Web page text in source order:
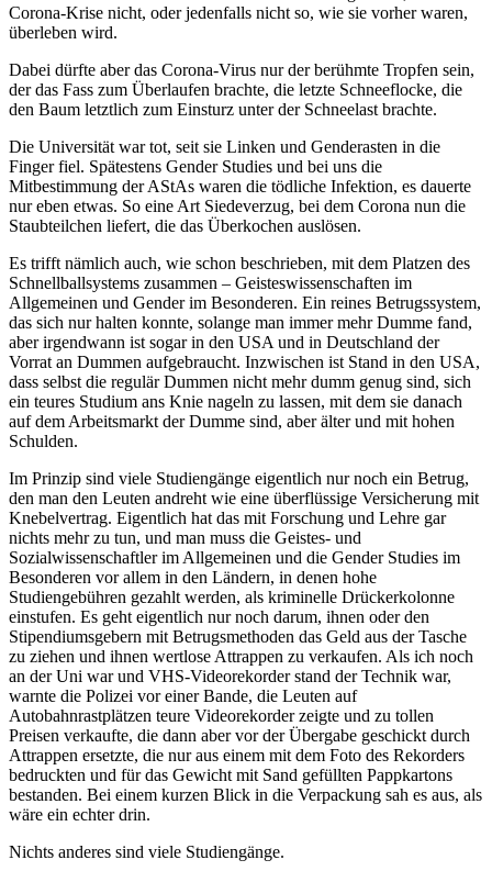
Corona-Krise nicht, oder jedenfalls nicht so, wie sie vorher waren,
überleben wird.
Dabei dürfte aber das Corona-Virus nur der berühmte Tropfen sein,
der das Fass zum Überlaufen brachte, die letzte Schneeflocke, die
den Baum letztlich zum Einsturz unter der Schneelast brachte.
Die Universität war tot, seit sie Linken und Genderasten in die
Finger fiel. Spätestens Gender Studies und bei uns die
Mitbestimmung der AStAs waren die tödliche Infektion, es dauerte
nur eben etwas. So eine Art Siedeverzug, bei dem Corona nun die
Staubteilchen liefert, die das Überkochen auslösen.
Es trifft nämlich auch, wie schon beschrieben, mit dem Platzen des
Schnellballsystems zusammen – Geisteswissenschaften im
Allgemeinen und Gender im Besonderen. Ein reines Betrugssystem,
das sich nur halten konnte, solange man immer mehr Dumme fand,
aber irgendwann ist sogar in den USA und in Deutschland der
Vorrat an Dummen aufgebraucht. Inzwischen ist Stand in den USA,
dass selbst die regulär Dummen nicht mehr dumm genug sind, sich
ein teures Studium ans Knie nageln zu lassen, mit dem sie danach
auf dem Arbeitsmarkt der Dumme sind, aber älter und mit hohen
Schulden.
Im Prinzip sind viele Studiengänge eigentlich nur noch ein Betrug,
den man den Leuten andreht wie eine überflüssige Versicherung mit
Knebelvertrag. Eigentlich hat das mit Forschung und Lehre gar
nichts mehr zu tun, und man muss die Geistes- und
Sozialwissenschaftler im Allgemeinen und die Gender Studies im
Besonderen vor allem in den Ländern, in denen hohe
Studiengebühren gezahlt werden, als kriminelle Drückerkolonne
einstufen. Es geht eigentlich nur noch darum, ihnen oder den
Stipendiumsgebern mit Betrugsmethoden das Geld aus der Tasche
zu ziehen und ihnen wertlose Attrappen zu verkaufen. Als ich noch
an der Uni war und VHS-Videorekorder stand der Technik war,
warnte die Polizei vor einer Bande, die Leuten auf
Autobahnrastplätzen teure Videorekorder zeigte und zu tollen
Preisen verkaufte, die dann aber vor der Übergabe geschickt durch
Attrappen ersetzte, die nur aus einem mit dem Foto des Rekorders
bedruckten und für das Gewicht mit Sand gefüllten Pappkartons
bestanden. Bei einem kurzen Blick in die Verpackung sah es aus, als
wäre ein echter drin.
Nichts anderes sind viele Studiengänge.